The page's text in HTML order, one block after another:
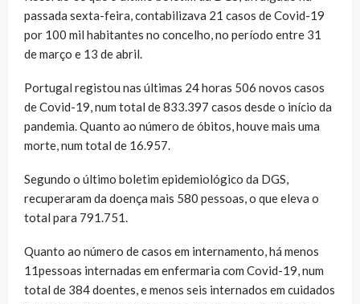
passada sexta-feira, contabilizava 21 casos de Covid-19
por 100 mil habitantes no concelho, no período entre 31
de março e 13 de abril.
Portugal registou nas últimas 24 horas 506 novos casos
de Covid-19, num total de 833.397 casos desde o início da
pandemia. Quanto ao número de óbitos, houve mais uma
morte, num total de 16.957.
Segundo o último boletim epidemiológico da DGS,
recuperaram da doença mais 580 pessoas, o que eleva o
total para 791.751.
Quanto ao número de casos em internamento, há menos
11pessoas internadas em enfermaria com Covid-19, num
total de 384 doentes, e menos seis internados em cuidados